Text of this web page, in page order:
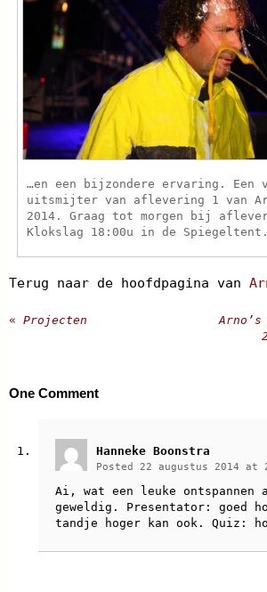
…en een bijzondere ervaring. Een
uitsmijter van aflevering 1 van
2014. Graag tot morgen bij
Klokslag 18:00u in de Spiegeltent.
Terug naar de hoofdpagina van
« Projecten
One Comment
Hanneke Boonstra
Posted 22 augustus 2014 at
Ai, wat een leuke ontspannen
geweldig. Presentator: goed
tandje hoger kan ook. Quiz: